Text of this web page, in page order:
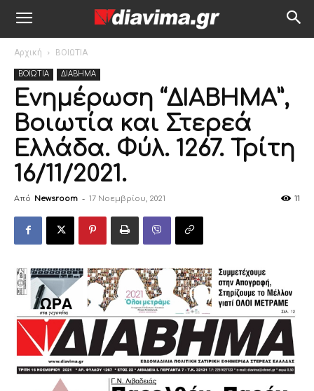
Αρχική ΒΟΙΩΤΙΑ
ΒΟΙΩΤΙΑ ΔΙΑΒΗΜΑ
Ενημέρωση “ΔΙΑΒΗΜΑ”,
Βοιωτία και Στερεά
Ελλάδα. Φύλ. 1267. Τρίτη
16/11/2021.
Από Newsroom - 17 Νοεμβρίου, 2021 11